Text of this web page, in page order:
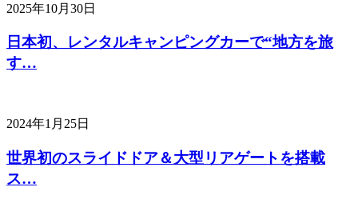
2025年10月30日
日本初、レンタルキャンピングカーで“地方を旅
す…
2024年1月25日
世界初のスライドドア＆大型リアゲートを搭載
ス…